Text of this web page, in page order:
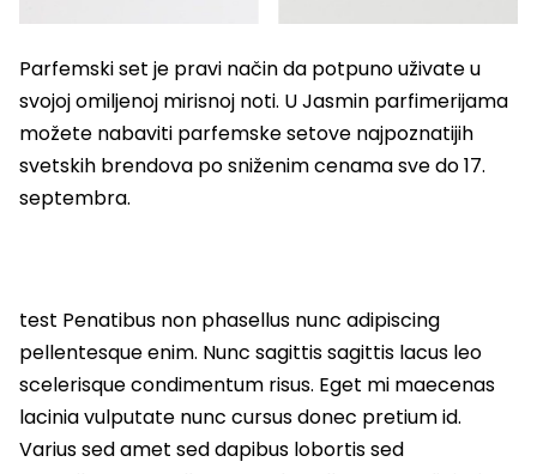
Parfemski set je pravi način da potpuno uživate u
svojoj omiljenoj mirisnoj noti. U Jasmin parfimerijama
možete nabaviti parfemske setove najpoznatijih
svetskih brendova po sniženim cenama sve do 17.
septembra.
test Penatibus non phasellus nunc adipiscing
pellentesque enim. Nunc sagittis sagittis lacus leo
scelerisque condimentum risus. Eget mi maecenas
lacinia vulputate nunc cursus donec pretium id.
Varius sed amet sed dapibus lobortis sed